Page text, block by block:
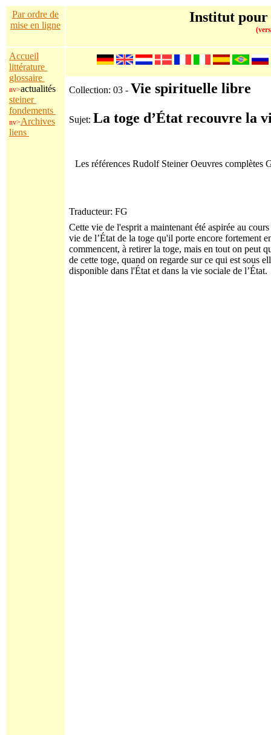
Par ordre de
mise en ligne
Institut pour
Accueil
littérature
glossaire
nv>actualités
steiner
fondements
nv>Archives
liens
Collection: 03 - Vie spirituelle libre
Sujet: La toge d’État recouvre la
Les références Rudolf Steiner Oeuvres
Traducteur: FG
Cette vie de l'esprit a maintenant été aspirée au
vie de l’État de la toge qu'il porte encore fortement
commencent, à retirer la toge, mais en tout on peut
de cette toge, quand on regarde sur ce qui est sous
disponible dans l'État et dans la vie sociale de l’État.